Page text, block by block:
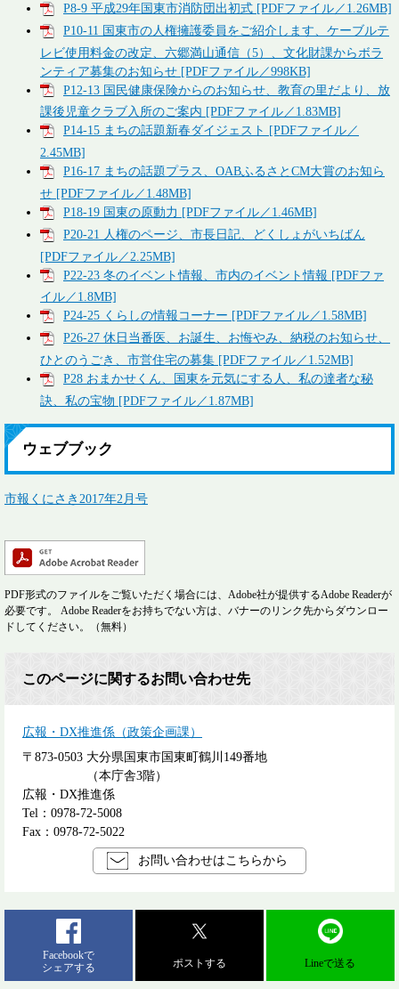
P8-9 平成29年国東市消防団出初式 [PDFファイル／1.26MB]
P10-11 国東市の人権擁護委員をご紹介します、ケーブルテ
レビ使用料金の改定、六郷満山通信（5）、文化財課からボラ
ンティア募集のお知らせ [PDFファイル／998KB]
P12-13 国民健康保険からのお知らせ、教育の里だより、放
課後児童クラブ入所のご案内 [PDFファイル／1.83MB]
P14-15 まちの話題新春ダイジェスト [PDFファイル／
2.45MB]
P16-17 まちの話題プラス、OABふるさとCM大賞のお知ら
せ [PDFファイル／1.48MB]
P18-19 国東の原動力 [PDFファイル／1.46MB]
P20-21 人権のページ、市長日記、どくしょがいちばん
[PDFファイル／2.25MB]
P22-23 冬のイベント情報、市内のイベント情報 [PDFファ
イル／1.8MB]
P24-25 くらしの情報コーナー [PDFファイル／1.58MB]
P26-27 休日当番医、お誕生、お悔やみ、納税のお知らせ、
ひとのうごき、市営住宅の募集 [PDFファイル／1.52MB]
P28 おまかせくん、国東を元気にする人、私の達者な秘
訣、私の宝物 [PDFファイル／1.87MB]
ウェブブック
市報くにさき2017年2月号
PDF形式のファイルをご覧いただく場合には、Adobe社が提供するAdobe Readerが
必要です。
Adobe Readerをお持ちでない方は、バナーのリンク先からダウンロー
ドしてください。（無料）
このページに関するお問い合わせ先
広報・DX推進係（政策企画課）
〒873-0503 大分県国東市国東町鶴川149番地
（本庁舎3階）
広報・DX推進係
Tel：0978-72-5008
Fax：0978-72-5022
お問い合わせはこちらから
Facebookで
シェアする
ポストする Lineで送る